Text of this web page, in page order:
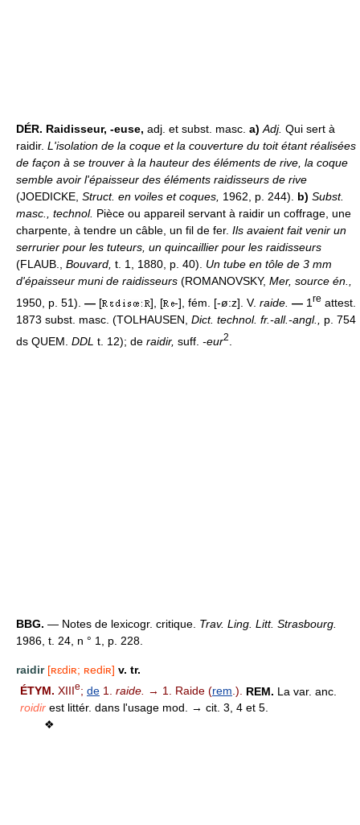
DÉR. Raidisseur, -euse, adj. et subst. masc. a)Adj. Qui sert à
raidir. L'isolation de la coque et la couverture du toit étant réalisées
de façon à se trouver à la hauteur des éléments de rive, la coque
semble avoir l'épaisseur des éléments raidisseurs de rive
(JOEDICKE, Struct. en voiles et coques, 1962, p. 244). b) Subst.
masc., technol. Pièce ou appareil servant à raidir un coffrage, une
charpente, à tendre un câble, un fil de fer. Ils avaient fait venir un
serrurier pour les tuteurs, un quincaillier pour les raidisseurs
(FLAUB., Bouvard, t. 1, 1880, p. 40). Un tube en tôle de 3 mm
d'épaisseur muni de raidisseurs (ROMANOVSKY, Mer, source én.,
1950, p. 51). — [ ], [ -], fém. [-ø:z]. V. raide. — 1 re attest.
1873 subst. masc. (TOLHAUSEN, Dict. technol. fr.-all.-angl.,
p. 754
ds QUEM. DDL t. 12); de raidir, suff. -eur2
BBG. — Notes de lexicogr. critique. Trav. Ling. Litt. Strasbourg.
1986, t. 24, n ° 1, p. 228.
raidir [ʀɛdiʀ; ʀediʀ] v. tr.
ÉTYM. XIIIe; de 1. raide. → 1. Raide (rem.). REM. La var. anc.
roidir est littér. dans l'usage mod. → cit. 3, 4 et 5.
❖